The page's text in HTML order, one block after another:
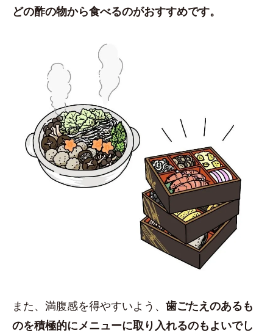
どの酢の物から食べるのがおすすめです。
また、満腹感を得やすいよう、 歯ごたえのあるも
のを積極的にメニューに取り入れるのもよいでし